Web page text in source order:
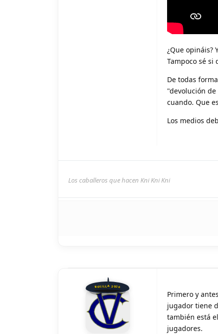
¿Que opináis?
Tampoco sé si
De todas
"devolución
cuando. Que
Los medios
Los caballeros que hacen Kni Kni Kni
BOLILLA 2026
Primero y
jugador tiene
también está
jugadores.